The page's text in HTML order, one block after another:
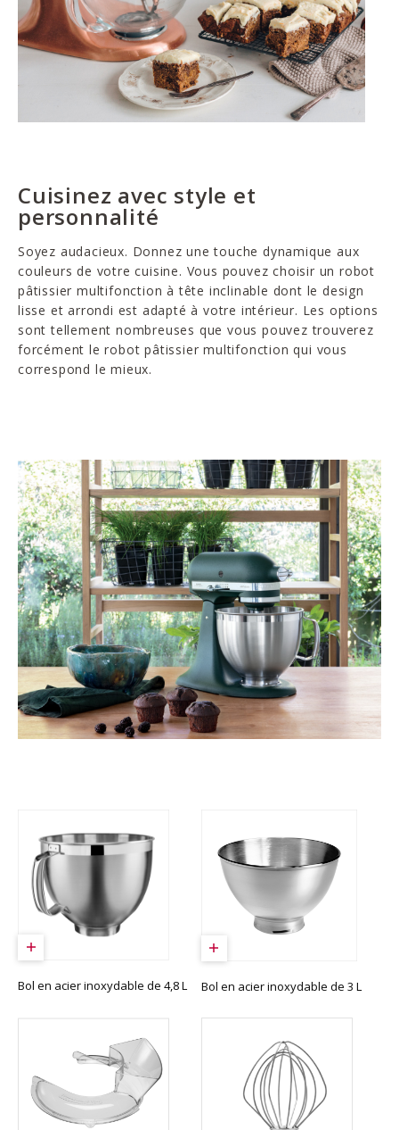
Cuisinez avec style et
personnalité
Soyez audacieux. Donnez une touche dynamique aux
couleurs de votre cuisine. Vous pouvez choisir un robot
pâtissier multifonction à tête inclinable dont le design
lisse et arrondi est adapté à votre intérieur. Les options
sont tellement nombreuses que vous pouvez trouverez
forcément le robot pâtissier multifonction qui vous
correspond le mieux.
Bol en acier inoxydable de 4,8 L Bol en acier inoxydable de 3 L